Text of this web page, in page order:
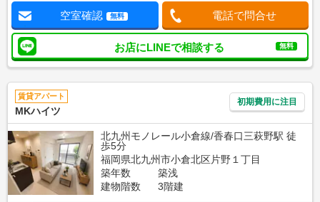
空室確認 無料 電話で問合せ
お店にLINEで相談する 無料
賃貸アパート
MKハイツ
初期費用に注目
北九州モノレール小倉線/香春口三萩野駅 徒
歩5分
福岡県北九州市小倉北区片野１丁目
築年数
築浅
建物階数
3階建